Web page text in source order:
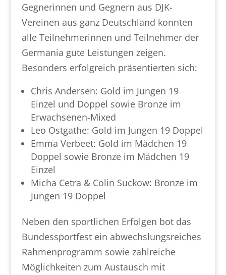
Gegnerinnen und Gegnern aus DJK-
Vereinen aus ganz Deutschland konnten
alle Teilnehmerinnen und Teilnehmer der
Germania gute Leistungen zeigen.
Besonders erfolgreich präsentierten sich:
Chris Andersen: Gold im Jungen 19
Einzel und Doppel sowie Bronze im
Erwachsenen-Mixed
Leo Ostgathe: Gold im Jungen 19 Doppel
Emma Verbeet: Gold im Mädchen 19
Doppel sowie Bronze im Mädchen 19
Einzel
Micha Cetra & Colin Suckow: Bronze im
Jungen 19 Doppel
Neben den sportlichen Erfolgen bot das
Bundessportfest ein abwechslungsreiches
Rahmenprogramm sowie zahlreiche
Möglichkeiten zum Austausch mit